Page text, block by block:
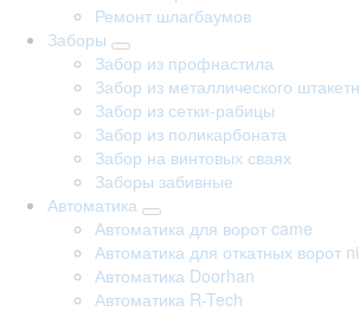
Ремонт шлагбаумов
Заборы
Забор из профнастила
Забор из металлического
Забор из сетки-рабицы
Забор из поликарбоната
Забор на винтовых сваях
Заборы забивные
Автоматика
Автоматика для ворот came
Автоматика для откатных ворот
Автоматика Doorhan
Автоматика R-Tech